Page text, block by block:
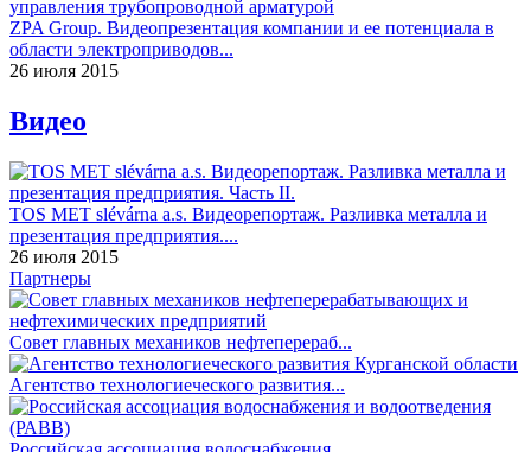
ZPA Group. Видеопрезентация компании и ее потенциала в
области электроприводов...
26 июля 2015
Видео
TOS MET slévárna a.s. Видеорепортаж. Разливка металла и
презентация предприятия....
26 июля 2015
Партнеры
Совет главных механиков нефтеперераб...
Агентство технологиеческого развития...